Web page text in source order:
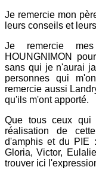
Je remercie mon
leurs conseils et
Je remercie
HOUNGNIMON
sans qui je n'aurai
personnes qui
remercie aussi
qu'ils m'ont apporté.
Que tous ceux
réalisation de
d'amphis et du PIE
Gloria, Victor,
trouver ici